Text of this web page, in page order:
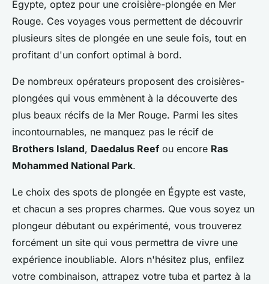
Égypte, optez pour une croisière-plongée en Mer
Rouge. Ces voyages vous permettent de découvrir
plusieurs sites de plongée en une seule fois, tout en
profitant d'un confort optimal à bord.
De nombreux opérateurs proposent des croisières-
plongées qui vous emmènent à la découverte des
plus beaux récifs de la Mer Rouge. Parmi les sites
incontournables, ne manquez pas le récif de
Brothers Island, Daedalus Reef ou encore Ras
Mohammed National Park.
Le choix des spots de plongée en Égypte est vaste,
et chacun a ses propres charmes. Que vous soyez un
plongeur débutant ou expérimenté, vous trouverez
forcément un site qui vous permettra de vivre une
expérience inoubliable. Alors n'hésitez plus, enfilez
votre combinaison, attrapez votre tuba et partez à la